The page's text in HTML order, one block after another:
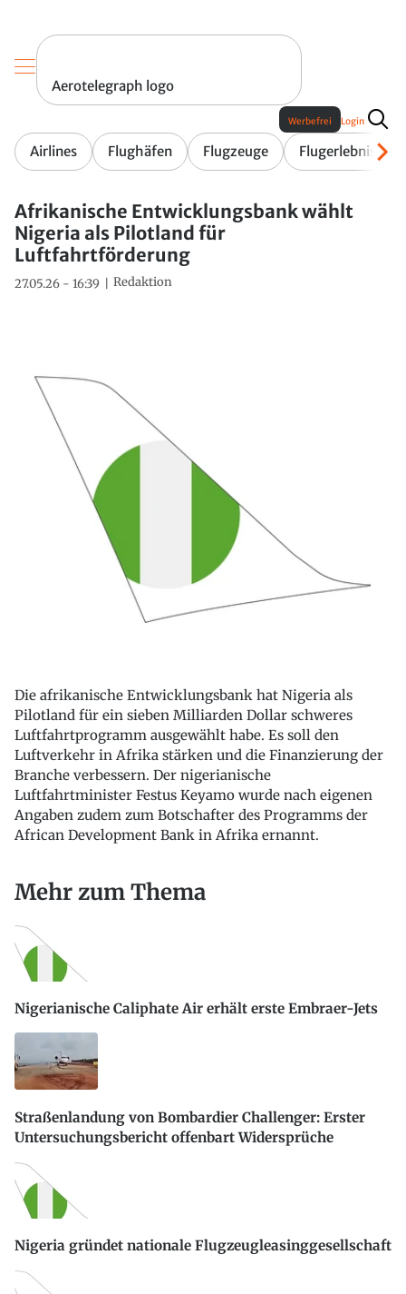
Aerotelegraph logo
Airlines Flughäfen Flugzeuge Flugerlebnis
Werbefrei Login
Afrikanische Entwicklungsbank wählt
Nigeria als Pilotland für
Luftfahrtförderung
27.05.26 - 16:39 Redaktion
Die afrikanische Entwicklungsbank hat Nigeria als
Pilotland für ein sieben Milliarden Dollar schweres
Luftfahrtprogramm ausgewählt habe. Es soll den
Luftverkehr in Afrika stärken und die Finanzierung der
Branche verbessern. Der nigerianische
Luftfahrtminister Festus Keyamo wurde nach eigenen
Angaben zudem zum Botschafter des Programms der
African Development Bank in Afrika ernannt.
Mehr zum Thema
Nigerianische Caliphate Air erhält erste Embraer-Jets
Straßenlandung von Bombardier Challenger: Erster
Untersuchungsbericht offenbart Widersprüche
Nigeria gründet nationale Flugzeugleasinggesellschaft